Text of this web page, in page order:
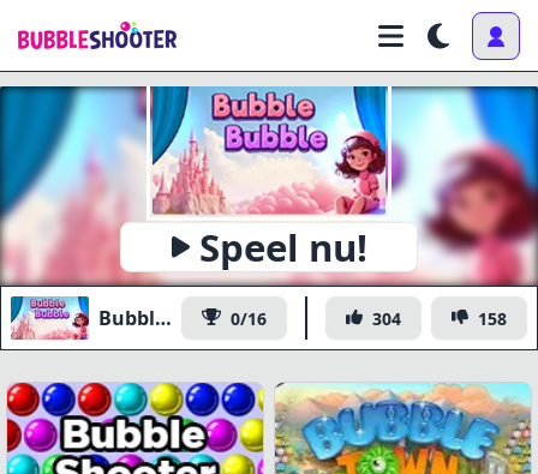
Speel nu!
Bubble Bubble 0/16 304 158